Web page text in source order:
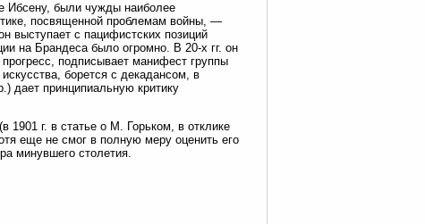
Ибсену, были чужды наиболее
посвященной проблемам войны, —
выступает с пацифистских позиций
на Брандеса было огромно. В 20-х гг. он
подписывает манифест группы
борется с декадансом, в
дает принципиальную критику
1901 г. в статье о М. Горьком, в отклике
еще не смог в полную меру оценить его
минувшего столетия.